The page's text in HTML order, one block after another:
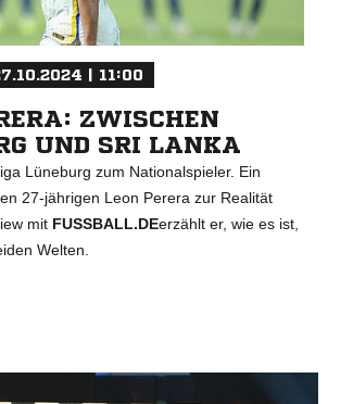
| 11:00
ZWISCHEN
UND SRI LANKA
Lüneburg zum Nationalspieler. Ein
27-jährigen Leon Perera zur Realität
mit FUSSBALL.DEerzählt er, wie es ist,
Welten.